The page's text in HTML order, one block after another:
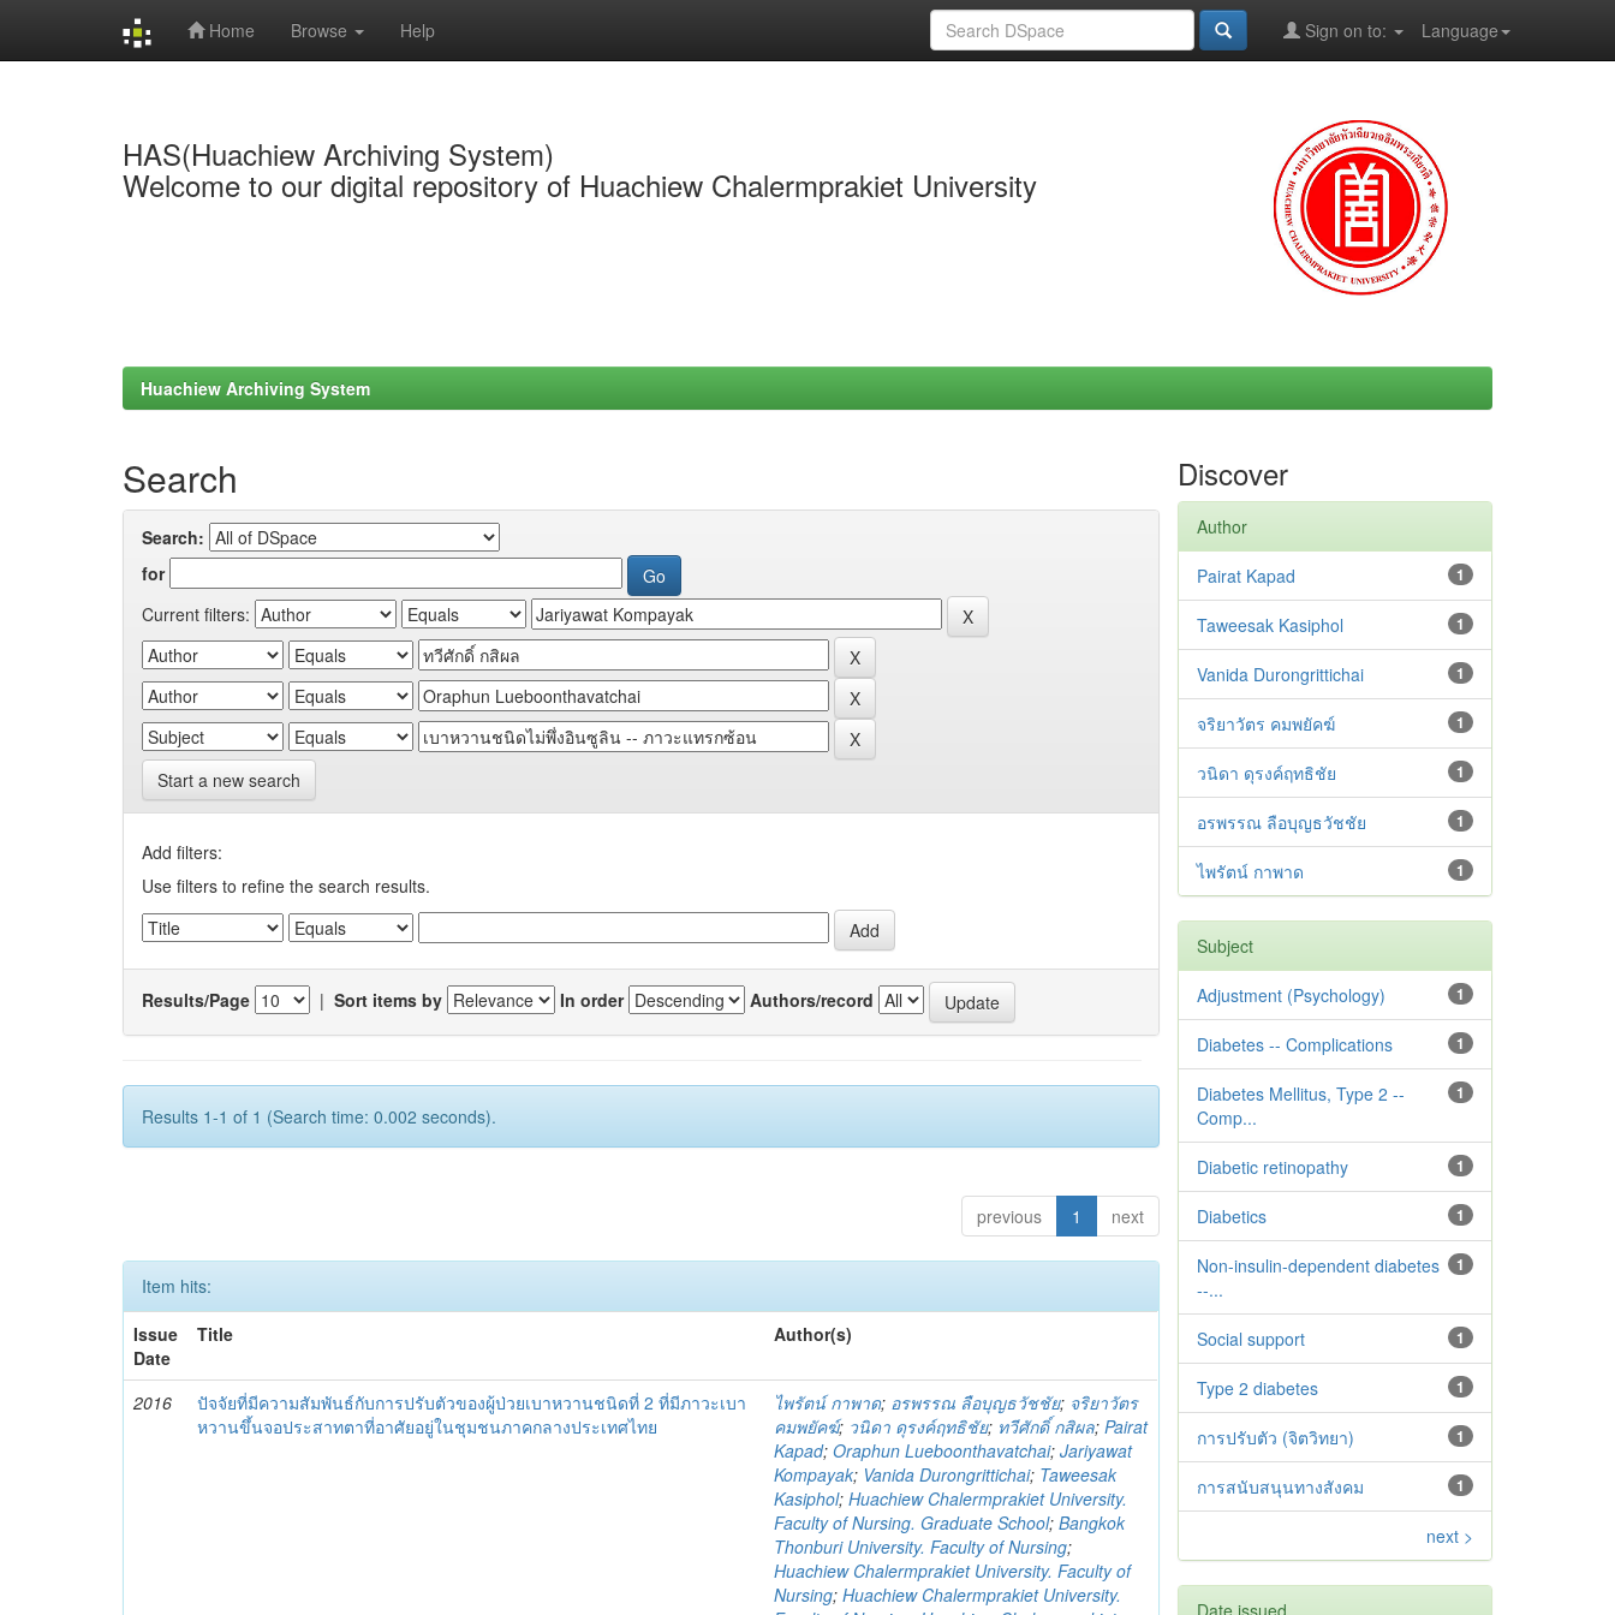
Home Browse Help Language
Sign on to:
HAS(Huachiew Archiving System)
Welcome to our digital repository of Huachiew Chalermprakiet University
Huachiew Archiving System
Search
Search:
for
Current filters:
Start a new search
Add filters:
Use filters to refine the search results.
Results/Page | Sort items by In order Authors/record
Results 1-1 of 1 (Search time: 0.002 seconds).
previous 1 next
Item hits:
Issue
Date
Title Author(s)
2016
ปัจจัยที่มีความสัมพันธ์กับการปรับตัวของผู้ป่วยเบาหวานชนิดที่ 2 ที่มีภาวะเบา
หวานขึ้นจอประสาทตาที่อาศัยอยู่ในชุมชนภาคกลางประเทศไทย
ไพรัตน์ กาพาด; อรพรรณ ลือบุญธวัชชัย; จริยาวัตร
คมพยัคฆ์; วนิดา ดุรงค์ฤทธิชัย; ทวีศักดิ์ กสิผล;Pairat
Kapad;Oraphun Lueboonthavatchai;Jariyawat
Kompayak; Vanida Durongrittichai; Taweesak
Kasiphol;Huachiew Chalermprakiet University.
Faculty of Nursing. Graduate School;Bangkok
Thonburi University. Faculty of Nursing;
Huachiew Chalermprakiet University. Faculty of
Nursing;Huachiew Chalermprakiet University.
Discover
Author
1
Pairat Kapad
1
Taweesak Kasiphol
1
Vanida Durongrittichai
1
จริยาวัตร คมพยัคฆ์
1
วนิดา ดุรงค์ฤทธิชัย
1
อรพรรณ ลือบุญธวัชชัย
1
ไพรัตน์ กาพาด
Subject
1
Adjustment ‪(Psychology)
1
Diabetes -- Complications
1
Diabetes Mellitus, Type 2 --
Comp...
1
Diabetic retinopathy
1
Diabetics
1
Non-insulin-dependent diabetes
--...
1
Social support
1
Type 2 diabetes‬‬‬‬‬‬
1
การปรับตัว (จิตวิทยา)
1
การสนับสนุนทางสังคม
next >
Date issued